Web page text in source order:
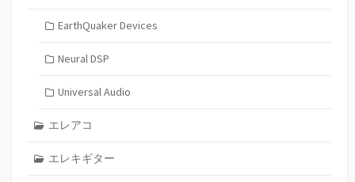
EarthQuaker Devices
Neural DSP
Universal Audio
エレアコ
エレキギター